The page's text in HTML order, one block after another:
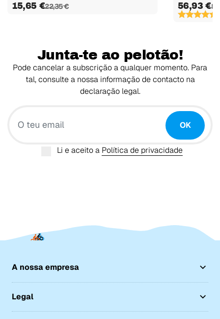
15,65 €22,35 € 56,93 €
Junta-te ao pelotão!
Pode cancelar a subscrição a qualquer momento. Para
tal, consulte a nossa informação de contacto na
declaração legal.
OK
Li e aceito a Política de privacidade
A nossa empresa
Legal